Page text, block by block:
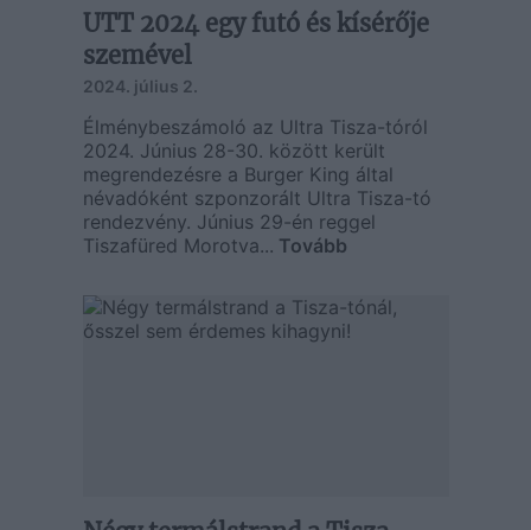
UTT 2024 egy futó és kísérője
szemével
2024. július 2.
Élménybeszámoló az Ultra Tisza-tóról
2024. Június 28-30. között került
megrendezésre a Burger King által
névadóként szponzorált Ultra Tisza-tó
rendezvény. Június 29-én reggel
Tiszafüred Morotva... Tovább